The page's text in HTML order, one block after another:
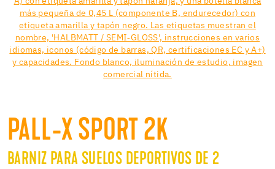
PALL-X SPORT 2K
BARNIZ PARA SUELOS DEPORTIVOS DE 2